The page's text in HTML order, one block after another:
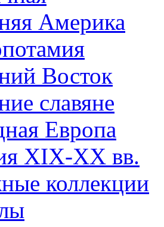
Америка
Восток
славяне
Европа
XIX-XX вв.
коллекции